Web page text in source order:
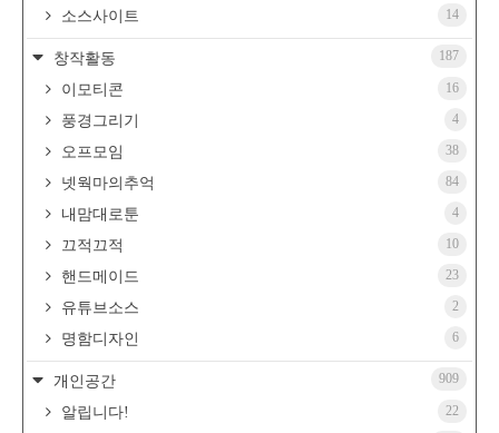
소스사이트 14
창작활동 187
이모티콘 16
풍경그리기 4
오프모임 38
넷웍마의추억 84
내맘대로툰 4
끄적끄적 10
핸드메이드 23
유튜브소스 2
명함디자인 6
개인공간 909
알립니다! 22